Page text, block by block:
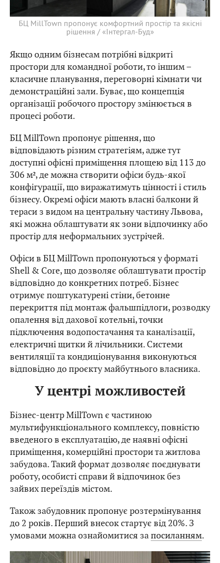
БЦ MillTown пропонує комфортний простір та якісні
рішення / «Інтергал-Буд»
Якщо одним бізнесам потрібні відкриті
простори для командної роботи, то іншим –
класичне планування, переговорні кімнати чи
демонстраційні зали. Буває, що концепція
організації робочого простору змінюється в
процесі роботи.
БЦ MillTown пропонує рішення, що
відповідають різним стратегіям, адже тут
доступні офісні приміщення площею від 113 до
306 м², де можна створити офіси будь-якої
конфігурації, що виражатимуть цінності і стиль
бізнесу. Окремі офіси мають власні балкони й
тераси з видом на центральну частину Львова,
які можна облаштувати як зони відпочинку або
простір для неформальних зустрічей.
Офіси в БЦ MillTown пропонуються у форматі
Shell & Core, що дозволяє облаштувати простір
відповідно до конкретних потреб. Бізнес
отримує поштукатурені стіни, бетонне
перекриття під монтаж фальшпідлоги, розводку
опалення від дахової котельні, точки
підключення водопостачання та каналізації,
електричні щитки й лічильники. Системи
вентиляції та кондиціонування виконуються
відповідно до проєкту майбутнього власника.
У центрі можливостей
Бізнес-центр MillTown є частиною
мультифункціонального комплексу, повністю
введеного в експлуатацію, де наявні офісні
приміщення, комерційні простори та житлова
забудова. Такий формат дозволяє поєднувати
роботу, особисті справи й відпочинок без
зайвих переїздів містом.
Також забудовник пропонує розтермінування
до 2 років. Перший внесок стартує від 20%. З
умовами можна ознайомитися запосиланням.